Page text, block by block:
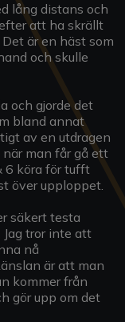
lång distans och
att ha skrällt
är en häst som
och skulle
och gjorde det
bland annat
av en utdragen
man får gå ett
6 köra för tufft
över upploppet.
säkert testa
tror inte att
nå
är att man
kommer från
gör upp om det